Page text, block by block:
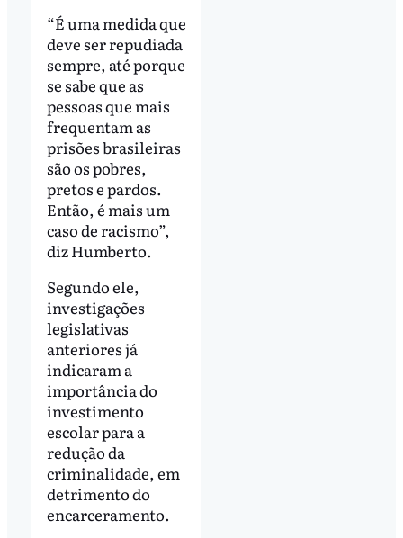
“É uma medida que
deve ser repudiada
sempre, até porque
se sabe que as
pessoas que mais
frequentam as
prisões brasileiras
são os pobres,
pretos e pardos.
Então, é mais um
caso de racismo”,
diz Humberto.
Segundo ele,
investigações
legislativas
anteriores já
indicaram a
importância do
investimento
escolar para a
redução da
criminalidade, em
detrimento do
encarceramento.